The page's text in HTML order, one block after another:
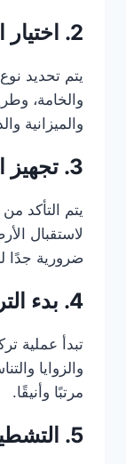
2. اختيار النوع المناسب
يتم تحديد
والخامة،
والميزانية
3. تجهيز الأرضية
يتم التأكد
لاستقبال
ضرورية جدًا
4. بدء التركيب
تبدأ عملية
والزوايا
مرتبًا وأنيقًا.
5. التشطيب النهائي